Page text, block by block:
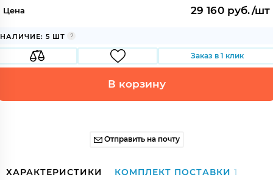
Цена 29 160 руб./шт
НАЛИЧИЕ: 5 ШТ
Заказ в 1 клик
В корзину
Отправить на почту
ХАРАКТЕРИСТИКИ КОМПЛЕКТ ПОСТАВКИ 1